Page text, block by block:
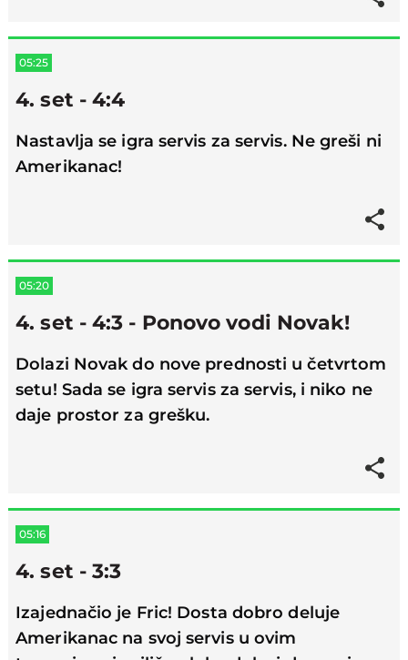
05:25
4. set - 4:4
Nastavlja se igra servis za servis. Ne greši ni
Amerikanac!
05:20
4. set - 4:3 - Ponovo vodi Novak!
Dolazi Novak do nove prednosti u četvrtom
setu! Sada se igra servis za servis, i niko ne
daje prostor za grešku.
05:16
4. set - 3:3
Izajednačio je Fric! Dosta dobro deluje
Amerikanac na svoj servis u ovim